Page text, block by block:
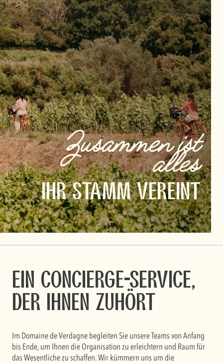
Zusammen ist
alles
IHR STAMM VEREINT
Ein Concierge-Service,
der Ihnen zuhört
Im Domaine de Verdagne begleiten Sie unsere Teams von Anfang
bis Ende, um Ihnen die Organisation zu erleichtern und Raum für
das Wesentliche zu schaffen. Wir kümmern uns um die